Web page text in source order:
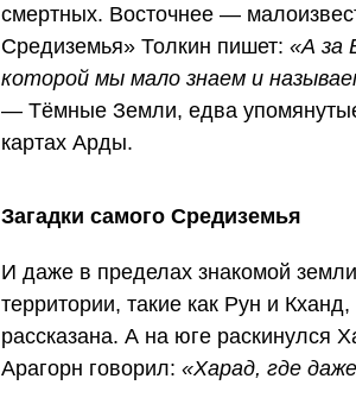
смертных. Восточнее —
Средиземья» Толкин пишет: «А за
которой мы мало знаем и
— Тёмные Земли, едва
картах Арды.
Загадки самого Средиземья
И даже в пределах знакомой
территории, такие как Рун и
рассказана. А на юге раскинулся
Арагорн говорил: «Харад, где